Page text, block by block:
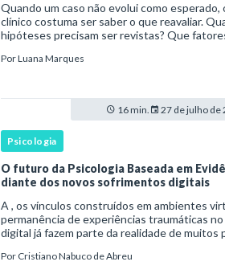
Quando um caso não evolui como esperado,
clínico costuma ser saber o que reavaliar.
hipóteses precisam ser revistas? Que
coerente com a resposta e com as
PorLuana Marques
16 min. 27 de julho de
Psicologia
O futuro da Psicologia Baseada em
diante dos novos sofrimentos digitais
A , os vínculos construídos em ambientes
permanência de experiências traumáticas no
digital já fazem parte da realidade de muitos
contar com definições consolidadas, instr
Por Cristiano Nabuco de Abreu